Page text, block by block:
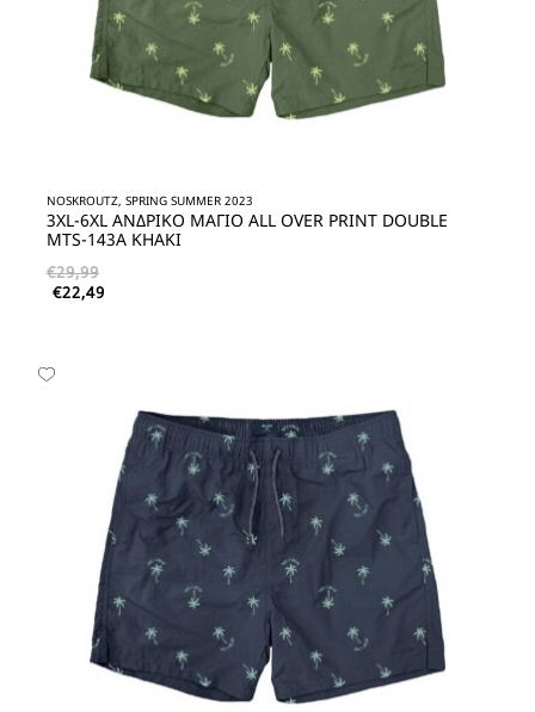
NOSKROUTZ, SPRING SUMMER 2023
3XL-6XL ΑΝΔΡΙΚΟ ΜΑΓΙΟ ALL OVER PRINT DOUBLE
MTS-143A KHAKI
€29,99
€22,49